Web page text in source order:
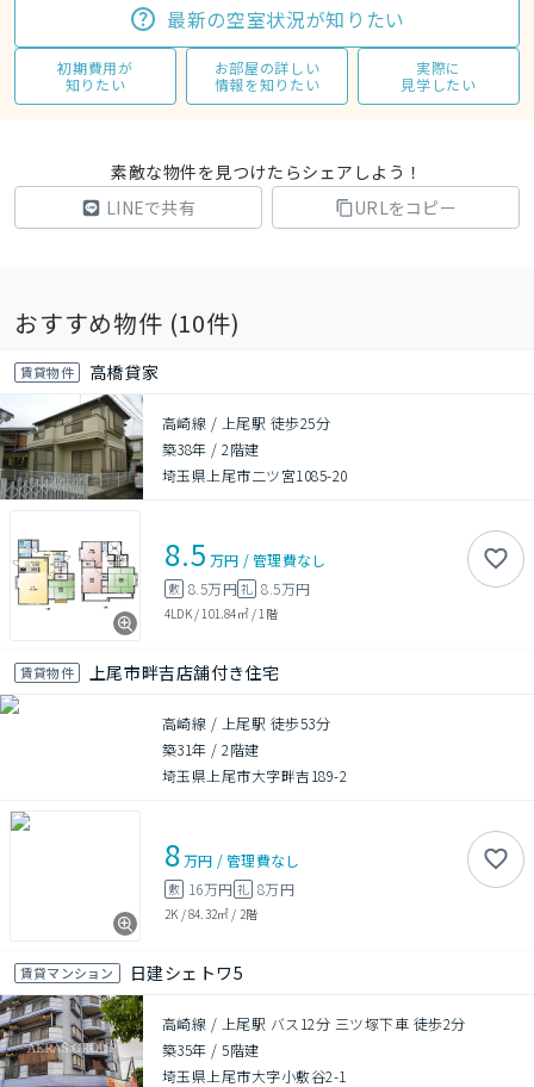
最新の空室状況が知りたい
初期費用が
知りたい
お部屋の詳しい
情報を知りたい
実際に
見学したい
素敵な物件を見つけたらシェアしよう！
LINEで共有
URLをコピー
おすすめ物件 (10件)
賃貸物件 高橋貸家
高崎線 / 上尾駅 徒歩25分
築38年 /2階建
埼玉県上尾市二ツ宮1085-20
8.5 万円 /管理費なし
敷 8.5万円礼 8.5万円
4LDK/ 101.84㎡/ 1階
賃貸物件 上尾市畔吉店舗付き住宅
高崎線 / 上尾駅 徒歩53分
築31年 /2階建
埼玉県上尾市大字畔吉189-2
8万円 /管理費なし
敷 16万円 礼 8万円
2K /84.32㎡ / 2階
賃貸マンション 日建シェトワ5
高崎線 / 上尾駅 バス12分 三ツ塚下車 徒歩2分
築35年 /5階建
埼玉県上尾市大字小敷谷2-1